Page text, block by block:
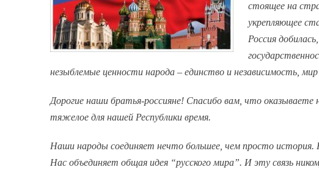
стоящее на
укрепляющее
Россия
незыблемые ценности народа – единство и независимость, мир
Дорогие наши братья-россияне! Спасибо вам, что
тяжелое для нашей Республики время.
Наши народы соединяет нечто большее, чем просто история.
Нас объединяет общая идея “русского мира”. И эту связь